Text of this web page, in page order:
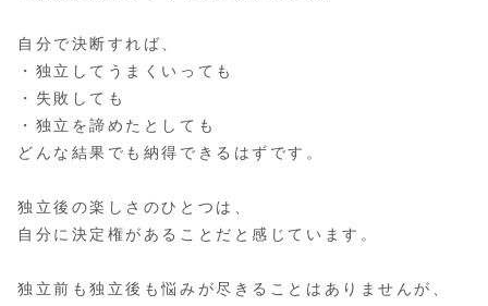
自分で決断すれば、
・独立してうまくいっても
・失敗しても
・独立を諦めたとしても
どんな結果でも納得できるはずです。
独立後の楽しさのひとつは、
自分に決定権があることだと感じています。
独立前も独立後も悩みが尽きることはありませんが、